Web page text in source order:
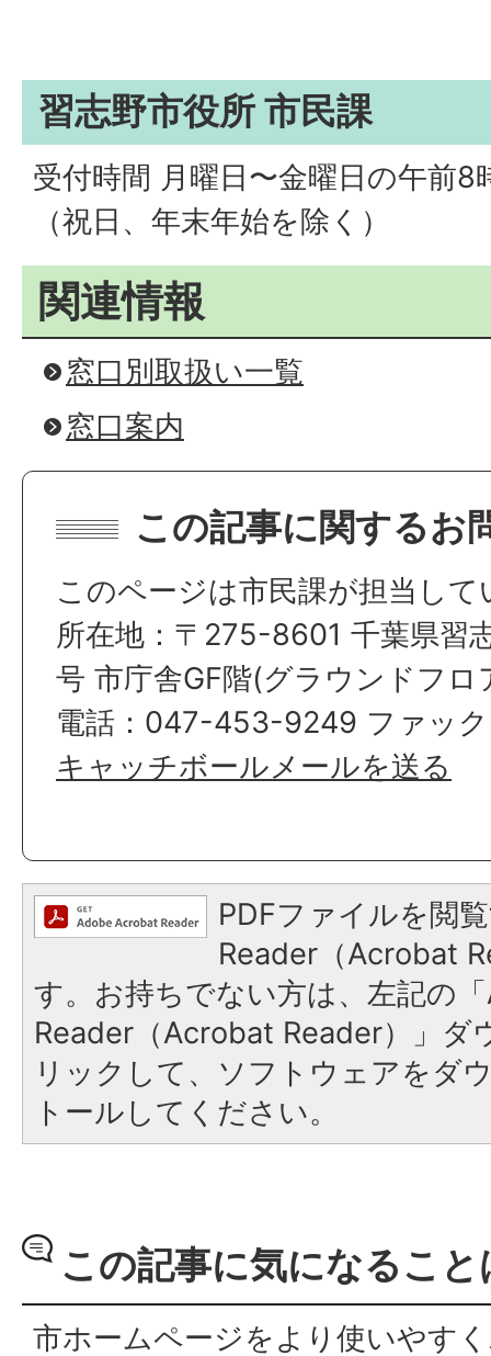
習志野市役所 市民課
受付時間 月曜日〜金曜日の午前8
（祝日、年末年始を除く）
関連情報
窓口別取扱い一覧
窓口案内
この記事に関するお
このページは市民課が担当して
所在地：〒275-8601 千葉県習
号 市庁舎GF階(グラウンドフロ
電話：047-453-9249 ファッ
キャッチボールメールを送る
PDFファイルを閲
Reader（Acrobat
す。お持ちでない方は、左記の
Reader（Acrobat Reader）」ダ
リックして、ソフトウェアをダ
トールしてください。
この記事に気になるこ
市ホームページをより使いやす